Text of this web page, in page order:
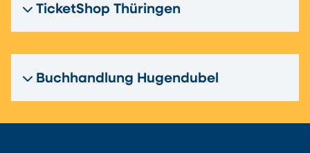
TicketShop Thüringen
Buchhandlung Hugendubel